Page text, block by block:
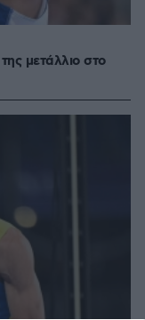
μετάλλιο στο